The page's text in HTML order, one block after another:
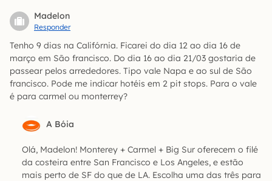
Madelon
Responder
Tenho 9 dias na Califórnia. Ficarei do dia 12 ao dia 16 de
março em São francisco. Do dia 16 ao dia 21/03 gostaria de
passear pelos arrededores. Tipo vale Napa e ao sul de São
francisco. Pode me indicar hotéis em 2 pit stops. Para o vale
é para carmel ou monterrey?
A Bóia
Olá, Madelon! Monterey + Carmel + Big Sur oferecem o filé
da costeira entre San Francisco e Los Angeles, e estão
mais perto de SF do que de LA. Escolha uma das três para